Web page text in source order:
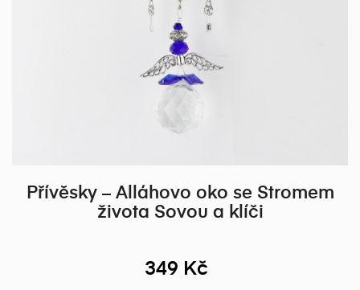
Přívěsky – Alláhovo oko se Stromem
života Sovou a klíči
349 Kč